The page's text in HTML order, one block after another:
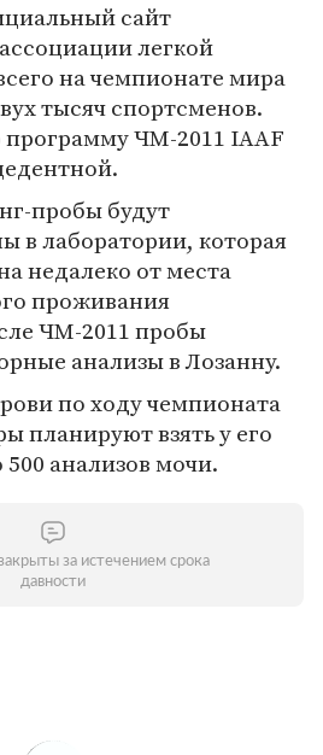
сайт
легкой
на чемпионате мира
тысяч спортсменов.
ЧМ-2011 IAAF
пробы будут
в лаборатории, которая
недалеко от места
проживания
ЧМ-2011 пробы
анализы в Лозанну.
по ходу чемпионата
планируют взять у его
анализов мочи.
за истечением срока
давности